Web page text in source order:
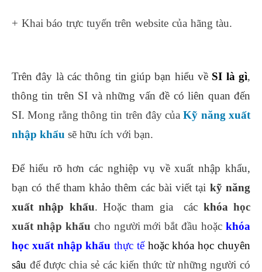
+ Khai báo trực tuyến trên website của hãng tàu.
Trên đây là các thông tin giúp bạn hiểu về SI là gì,
thông tin trên SI và những vấn đề có liên quan đến
SI.Mong rằng thông tin trên đây củaKỹ năng xuất
nhập khẩu sẽ hữu ích với bạn.
Để hiểu rõ hơn các nghiệp vụ về xuất nhập khẩu,
bạn có thể tham khảo thêm các bài viết tại kỹ năng
xuất nhập khẩu. Hoặc tham gia các khóahọc
xuất nhập khẩu cho người mới bắt đầu hoặckhóa
học xuất nhập khẩu thực tế hoặc khóa học chuyên
sâu để được chia sẻ các kiến thức từ những người có